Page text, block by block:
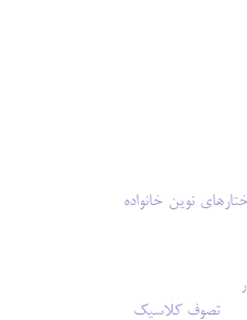
تصوف کلاسیک
نوین خانواده